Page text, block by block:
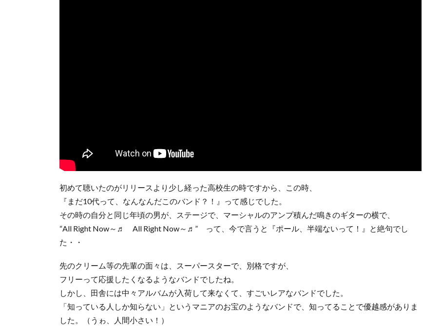
初めて聴いたのがリリースより少し経った高校生の時ですから、この時、
『まだ10代って、なんなんだこのバンド？！』って感じでした。
その時の自分と同じ年頃の男が、ステージで、マーシャルのアンプ積んだ鳴きのギターの横で、
“All Right Now～♬ All Right Now～♬” って、今で言うと『ポール、半端ないって！』と絶句でし
た・・
先のクリーム等の先輩の面々は、スーパースターで、別格ですが、
フリーって応援したくなるようなバンドでしたね。
しかし、田舎には中々アルバムが入荷して来なくて、すごいレアなバンドでした。
「知っている人しか知らない」というマニアのお宝のようなバンドで、知ってることで優越感がありま
した。（うゎ、人間小さい！）